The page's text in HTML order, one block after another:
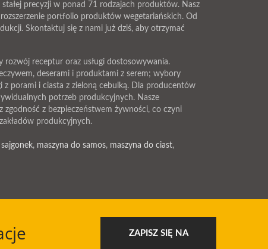
precyzji w ponad 71 rodzajach produktów. Nasz
portfolio produktów wegetariańskich. Od
Skontaktuj się z nami już dziś, aby otrzymać
rozwój receptur oraz usługi dostosowywania.
deserami i produktami z serem; wybory
porami i ciasta z zieloną cebulką. Dla producentów
potrzeb produkcyjnych. Nasze
z bezpieczeństwem żywności, co czyni
produkcyjnych.
, maszyna do samos, maszyna do ciast,
ZAPISZ SIĘ NA